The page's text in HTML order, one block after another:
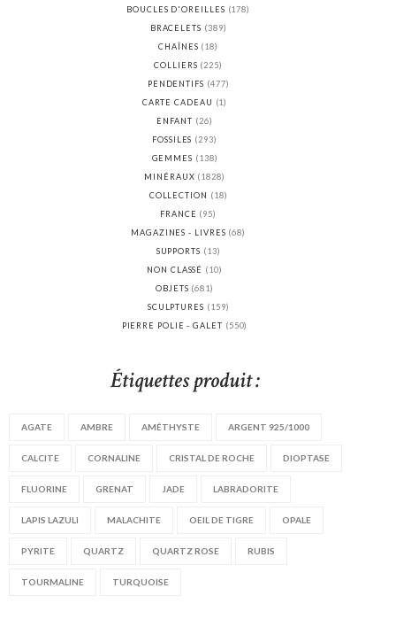
BOUCLES D'OREILLES (178)
BRACELETS (389)
CHAÎNES (18)
COLLIERS (225)
PENDENTIFS (477)
CARTE CADEAU (1)
ENFANT (26)
FOSSILES (293)
GEMMES (138)
MINÉRAUX (1828)
COLLECTION (18)
FRANCE (95)
MAGAZINES - LIVRES (68)
SUPPORTS (13)
NON CLASSÉ (10)
OBJETS (681)
SCULPTURES (159)
PIERRE POLIE - GALET (550)
Étiquettes produit :
AGATE AMBRE AMÉTHYSTE ARGENT 925/1000
CALCITE CORNALINE CRISTAL DE ROCHE DIOPTASE
FLUORINE GRENAT JADE LABRADORITE
LAPIS LAZULI MALACHITE OEIL DE TIGRE OPALE
PYRITE QUARTZ QUARTZ ROSE RUBIS
TOURMALINE TURQUOISE